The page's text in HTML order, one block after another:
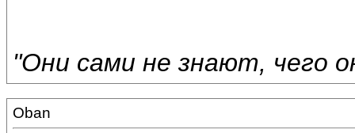
"Они сами не знают, чего
Oban